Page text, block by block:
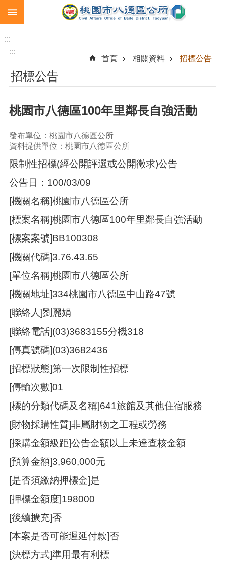
跳到主要內容區塊
市
民
急
救
助
進
階
尋
區
紹
訊
息
公
告
生
便
資
訊
機
關
通
錄
相
關
資
料
活
動
報
:::
:::
首頁
相關資料 招標公告
招標公告
桃園市八德區100年里鄰長自強活動
發布單位：桃園市八德區公所
資料提供單位：桃園市八德區公所
限制性招標(經公開評選或公開徵求)公告
公告日：100/03/09
[機關名稱]桃園市八德區公所
[標案名稱]桃園市八德區100年里鄰長自強活動
[標案案號]BB100308
[機關代碼]3.76.43.65
[單位名稱]桃園市八德區公所
[機關地址]334桃園市八德區中山路47號
[聯絡人]劉麗娟
[聯絡電話](03)3683155分機318
[傳真號碼](03)3682436
[招標狀態]第一次限制性招標
[傳輸次數]01
[標的分類代碼及名稱]641旅館及其他住宿服務
[財物採購性質]非屬財物之工程或勞務
[採購金額級距]公告金額以上未達查核金額
[預算金額]3,960,000元
[是否須繳納押標金]是
[押標金額度]198000
[後續擴充]否
[本案是否可能遲延付款]否
[決標方式]準用最有利標